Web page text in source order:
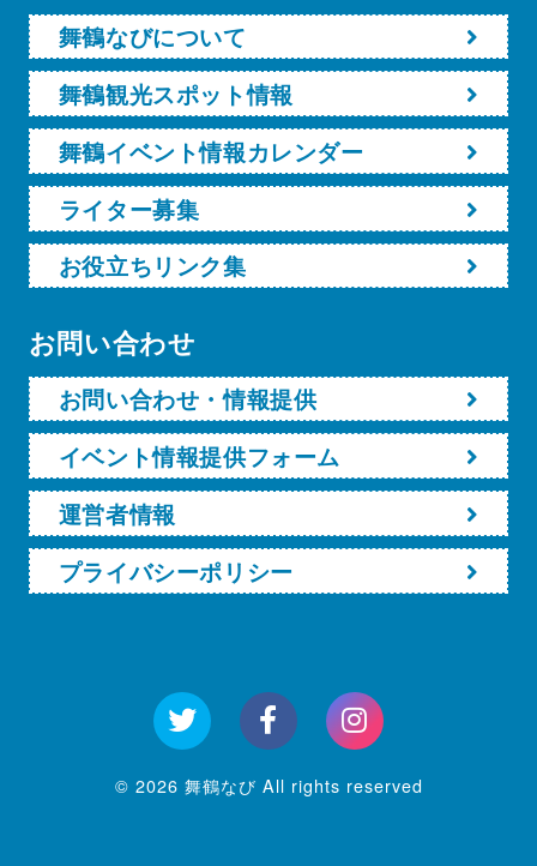
舞鶴なびについて
舞鶴観光スポット情報
舞鶴イベント情報カレンダー
ライター募集
お役立ちリンク集
お問い合わせ
お問い合わせ・情報提供
イベント情報提供フォーム
運営者情報
プライバシーポリシー
© 2026 舞鶴なび All rights reserved